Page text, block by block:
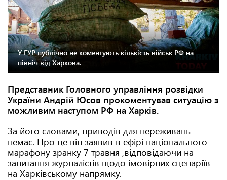
У ГУР публічно не коментують кількість військ РФ на
північ від Харкова.
Представник Головного управління розвідки
України Андрій Юсов прокоментував ситуацію з
можливим наступом РФ на Харків.
За його словами, приводів для переживань
немає. Про це він заявив в ефірі національного
марафону зранку 7 травня ,відповідаючи на
запитання журналістів щодо імовірних сценаріїв
на Харківському напрямку.